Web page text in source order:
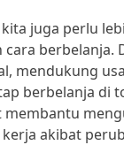
juga perlu
berbelanja.
mendukung
berbelanja di
membantu
akibat